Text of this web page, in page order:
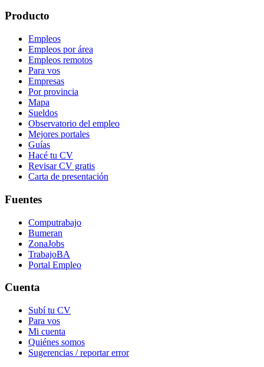
Producto
Empleos
Empleos por área
Empleos remotos
Para vos
Empresas
Por provincia
Mapa
Sueldos
Observatorio del empleo
Mejores portales
Guías
Hacé tu CV
Revisar CV gratis
Carta de presentación
Fuentes
Computrabajo
Bumeran
ZonaJobs
TrabajoBA
Portal Empleo
Cuenta
Subí tu CV
Para vos
Mi cuenta
Quiénes somos
Sugerencias / reportar error